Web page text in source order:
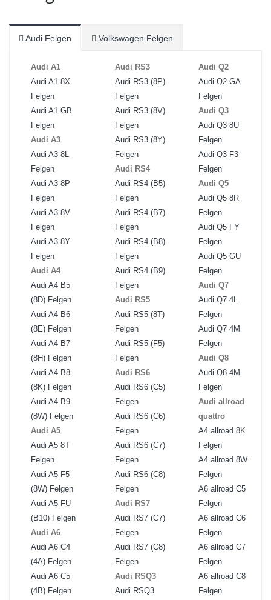
Audi Felgen Volkswagen Felgen
Audi A1
Audi A1 8X
Felgen
Audi A1 GB
Felgen
Audi A3
Audi A3 8L
Felgen
Audi A3 8P
Felgen
Audi A3 8V
Felgen
Audi A3 8Y
Felgen
Audi A4
Audi A4 B5
(8D) Felgen
Audi A4 B6
(8E) Felgen
Audi A4 B7
(8H) Felgen
Audi A4 B8
(8K) Felgen
Audi A4 B9
(8W) Felgen
Audi A5
Audi A5 8T
Felgen
Audi A5 F5
(8W) Felgen
Audi A5 FU
(B10) Felgen
Audi A6
Audi A6 C4
(4A) Felgen
Audi A6 C5
(4B) Felgen
Audi RS3
Audi RS3 (8P)
Felgen
Audi RS3 (8V)
Felgen
Audi RS3 (8Y)
Felgen
Audi RS4
Audi RS4 (B5)
Felgen
Audi RS4 (B7)
Felgen
Audi RS4 (B8)
Felgen
Audi RS4 (B9)
Felgen
Audi RS5
Audi RS5 (8T)
Felgen
Audi RS5 (F5)
Felgen
Audi RS6
Audi RS6 (C5)
Felgen
Audi RS6 (C6)
Felgen
Audi RS6 (C7)
Felgen
Audi RS6 (C8)
Felgen
Audi RS7
Audi RS7 (C7)
Felgen
Audi RS7 (C8)
Felgen
Audi RSQ3
Audi RSQ3
Audi Q2
Audi Q2 GA
Felgen
Audi Q3
Audi Q3 8U
Felgen
Audi Q3 F3
Felgen
Audi Q5
Audi Q5 8R
Felgen
Audi Q5 FY
Felgen
Audi Q5 GU
Felgen
Audi Q7
Audi Q7 4L
Felgen
Audi Q7 4M
Felgen
Audi Q8
Audi Q8 4M
Felgen
Audi allroad
quattro
A4 allroad 8K
Felgen
A4 allroad 8W
Felgen
A6 allroad C5
Felgen
A6 allroad C6
Felgen
A6 allroad C7
Felgen
A6 allroad C8
Felgen